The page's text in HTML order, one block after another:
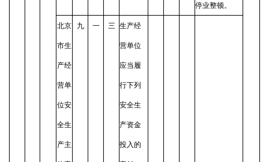
停业整顿。
北京
市生
产经
营单
位安
全生
产主
九 一 三 生产经
营单位
应当履
行下列
安全生
产资金
投入的